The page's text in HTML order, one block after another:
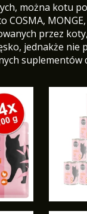
można kotu
MONGE,
przez
jednakże nie
suplementów